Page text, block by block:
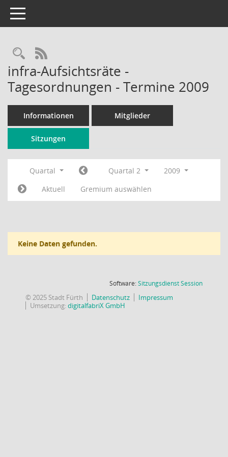
Toggle navigation
Rechercheauswahl
RSS-Feed
infra-Aufsichtsräte -
Tagesordnungen - Termine 2009
Informationen Mitglieder
Sitzungen
Quartal Quartal 2
2009
Aktuell
Gremium auswählen
Keine Daten gefunden.
Software:SitzungsdienstSession(Wird in
© 2025 Stadt Fürth Datenschutz
Impressum
Umsetzung:digitalfabriX GmbH